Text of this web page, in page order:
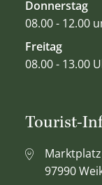
Donnerstag
08.00 - 12.00
Freitag
08.00 - 13.00
Tourist-
97990